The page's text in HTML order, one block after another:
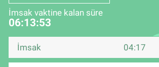
İmsak vaktine kalan süre
06:13:52
İmsak 04:17